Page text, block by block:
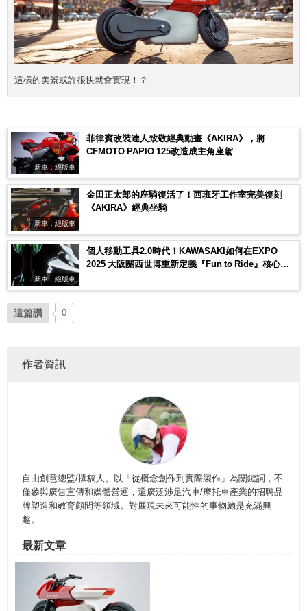
這樣的美景或許很快就會實現！？
新車．絕版車
菲律賓改裝達人致敬經典動畫《AKIRA》，將
CFMOTO PAPIO 125改造成主角座駕
新車．絕版車
金田正太郎的座騎復活了！西班牙工作室完美復刻
《AKIRA》經典坐騎
新車．絕版車
個人移動工具2.0時代！KAWASAKI如何在EXPO
2025 大阪關西世博重新定義『Fun to Ride』核心價
這篇讚 0
作者資訊
自由創意總監/撰稿人。以「從概念創作到實際製作」為關鍵詞，不
僅參與廣告宣傳和媒體營運，還廣泛涉足汽車/摩托車產業的招聘品
牌塑造和教育顧問等領域。對展現未來可能性的事物總是充滿興
趣。
最新文章